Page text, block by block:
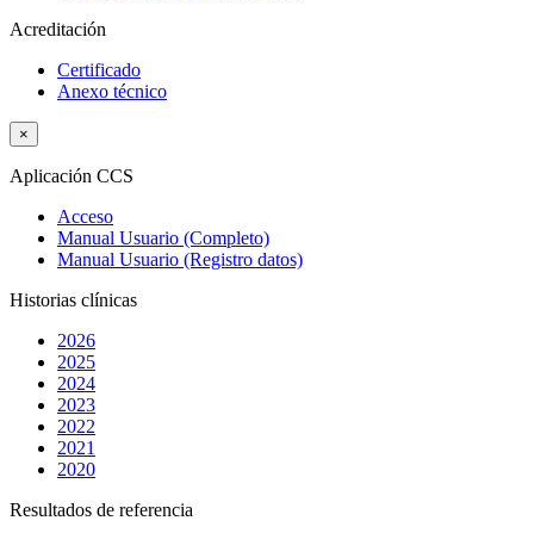
Acreditación
Certificado
Anexo técnico
×
Aplicación CCS
Acceso
Manual Usuario (Completo)
Manual Usuario (Registro datos)
Historias clínicas
2026
2025
2024
2023
2022
2021
2020
Resultados de referencia